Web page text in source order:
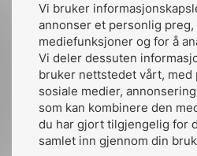
Vi bruker
annonser et personlig
mediefunksjoner og for å
Vi deler dessuten
bruker nettstedet vårt, med
sosiale medier,
som kan kombinere den
du har gjort tilgjengelig for
samlet inn gjennom din
Kontakt oss
Ansatte
Kontakt
Bruk